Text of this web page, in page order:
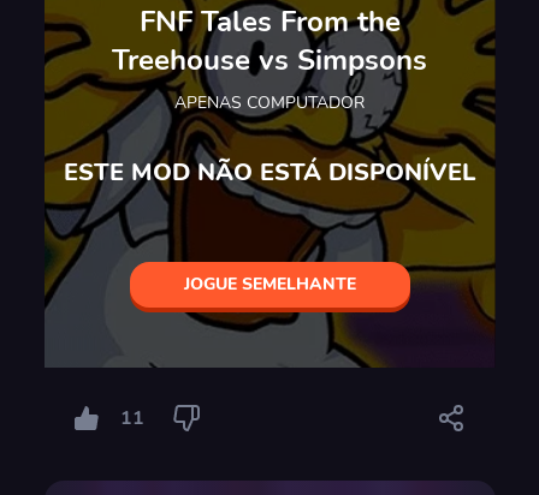
FNF Tales From the
Treehouse vs Simpsons
APENAS COMPUTADOR
ESTE MOD NÃO ESTÁ DISPONÍVEL
JOGUE SEMELHANTE
11